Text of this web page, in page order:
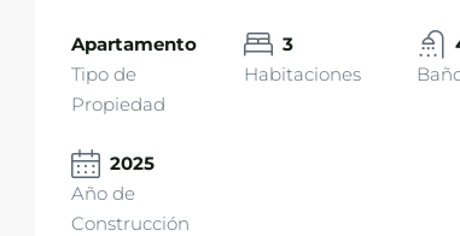
Apartamento
Tipo de
Propiedad
3
Habitaciones
2025
Año de
Construcción